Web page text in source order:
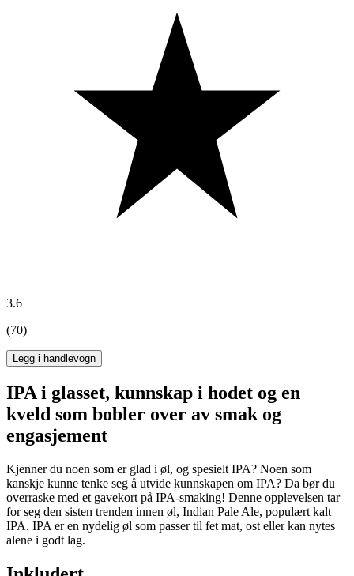
3.6
(70)
Legg i handlevogn
IPA i glasset, kunnskap i hodet og en
kveld som bobler over av smak og
engasjement
Kjenner du noen som er glad i øl, og spesielt IPA? Noen som
kanskje kunne tenke seg å utvide kunnskapen om IPA? Da bør du
overraske med et gavekort på IPA-smaking! Denne opplevelsen tar
for seg den sisten trenden innen øl, Indian Pale Ale, populært kalt
IPA. IPA er en nydelig øl som passer til fet mat, ost eller kan nytes
alene i godt lag.